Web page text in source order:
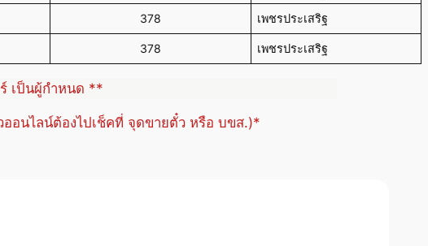
378 เพชรประเสริฐ
378 เพชรประเสริฐ
เป็นผู้กำหนด **
ออนไลน์ต้องไปเช็คที่ จุดขายตั๋ว หรือ บขส.)*